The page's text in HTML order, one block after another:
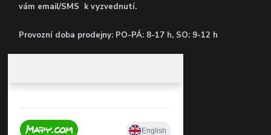
vám email/SMS k vyzvednutí.
Provozní doba prodejny: PO-PÁ: 8-17 h, SO: 9-12 h